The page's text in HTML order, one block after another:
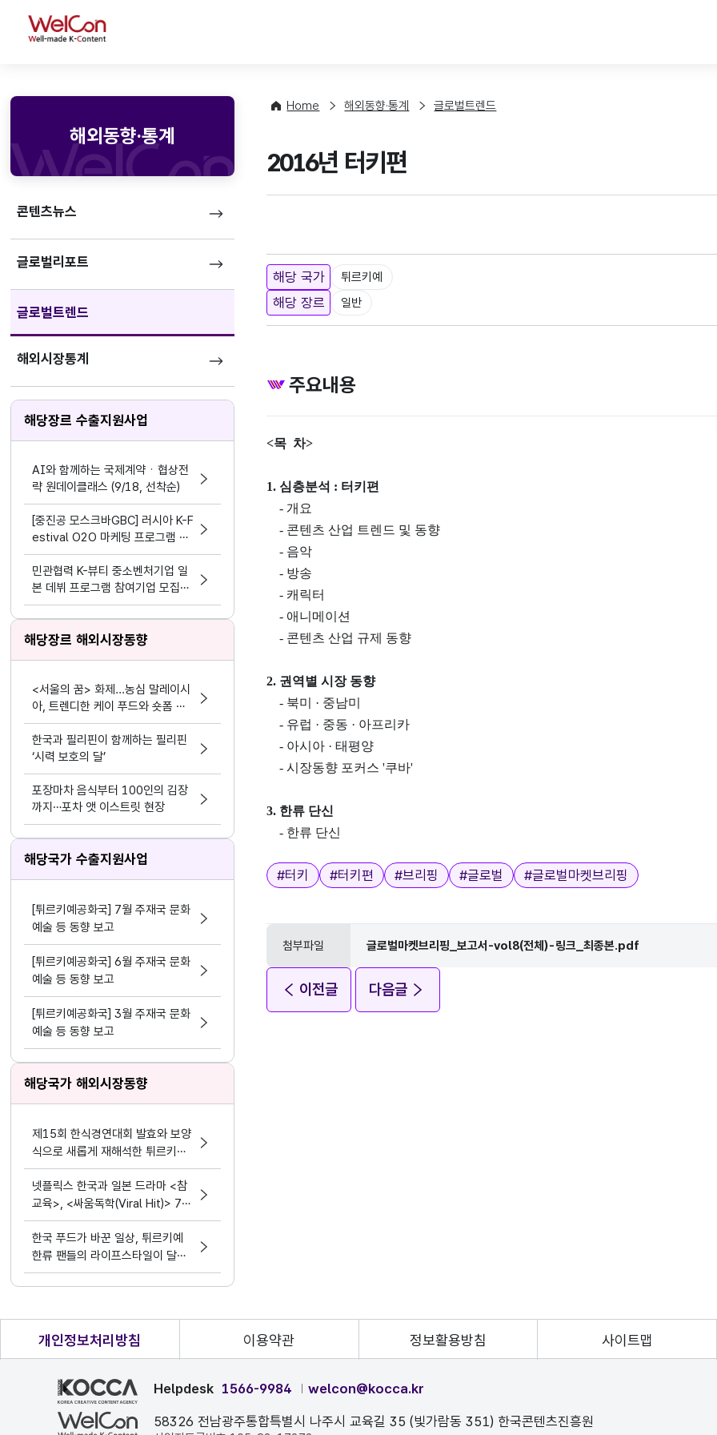
WelCon
해외동향·통계
콘텐츠뉴스
글로벌리포트
글로벌트렌드
해외시장통계
해당장르 수출지원사업
AI와 함께하는 국제계약ㆍ협상전
략 원데이클래스 (9/18, 선착순)
[중진공 모스크바GBC] 러시아 K-F
estival O2O 마케팅 프로그램 참
여기업 모집 공고(~8.19)
민관협력 K-뷰티 중소벤처기업 일
본 데뷔 프로그램 참여기업 모집공
고
해당장르 해외시장동향
<서울의 꿈> 화제...농심 말레이시
아, 트렌디한 케이 푸드와 숏폼 마
케팅 결합
한국과 필리핀이 함께하는 필리핀
‘시력 보호의 달’
포장마차 음식부터 100인의 김장
까지…포차 앳 이스트릿 현장
해당국가 수출지원사업
[튀르키예공화국] 7월 주재국 문화
예술 등 동향 보고
[튀르키예공화국] 6월 주재국 문화
예술 등 동향 보고
[튀르키예공화국] 3월 주재국 문화
예술 등 동향 보고
해당국가 해외시장동향
제15회 한식경연대회 발효와 보양
식으로 새롭게 재해석한 튀르키예
한식
넷플릭스 한국과 일본 드라마 <참
교육>, <싸움독학(Viral Hit)> 7일
의 침묵을 깨고 1위와 6위에 나란
히 서다
한국 푸드가 바꾼 일상, 튀르키예
한류 팬들의 라이프스타일이 달라
지고 있다
Home 해외동향·통계 글로벌트렌드
2016년 터키편
해당 국가 튀르키예
해당 장르 일반
주요내용
<목 차>
1. 심층분석 : 터키편
- 개요
- 콘텐츠 산업 트렌드 및 동향
- 음악
- 방송
- 캐릭터
- 애니메이션
- 콘텐츠 산업 규제 동향
2. 권역별 시장 동향
- 북미 · 중남미
- 유럽 · 중동 · 아프리카
- 아시아 · 태평양
- 시장동향 포커스 '쿠바'
3. 한류 단신
- 한류 단신
태그
#터키 #터키편 #브리핑 #글로벌 #글로벌마켓브리핑
첨부파일 글로벌마켓브리핑_보고서-vol8(전체)-링크_최종본.pdf
이전글 다음글
개인정보처리방침 이용약관 정보활용방침 사이트맵
Helpdesk 1566-9984 welcon@kocca.kr
58326 전남광주통합특별시 나주시 교육길 35 (빛가람동 351) 한국콘텐츠진흥원